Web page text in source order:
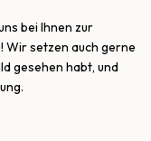
bei Ihnen zur
Wir setzen auch gerne
gesehen habt, und